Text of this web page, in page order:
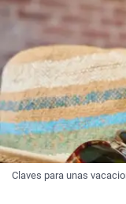
Claves para unas